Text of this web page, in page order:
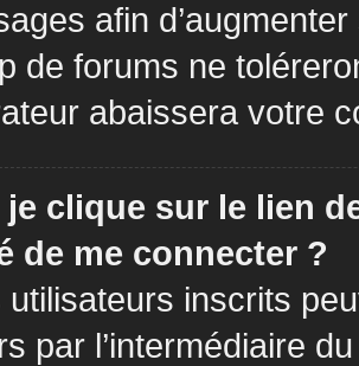
afin
de forums ne
abaissera votre
clique sur le lien
de me connecter ?
utilisateurs inscrits
par l’intermédiaire